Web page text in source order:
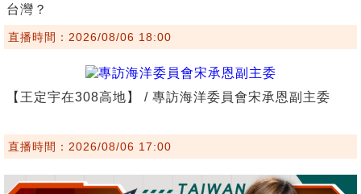
台灣？
直播時間：2026/08/06 18:00
【王定宇在308高地】 / 專訪海洋委員會宋承恩副主委
直播時間：2026/08/06 17:00